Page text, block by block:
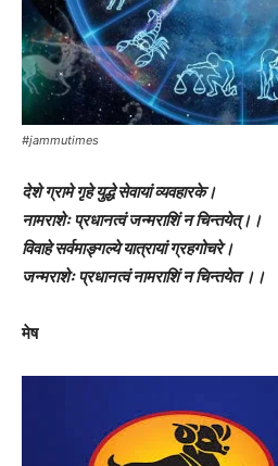
#jammutimes
देशे ग्रामे गृहे युद्धे सेवायां व्यवहारके।
नामराशेः प्रधानत्वं जन्मराशिं न चिन्तयेत्।।
विवाहे सर्वमाङ्गल्ये यात्रायां ग्रहगोचरे।
जन्मराशेः प्रधानत्वं नामराशिं न चिन्तयेत ।।
मेष